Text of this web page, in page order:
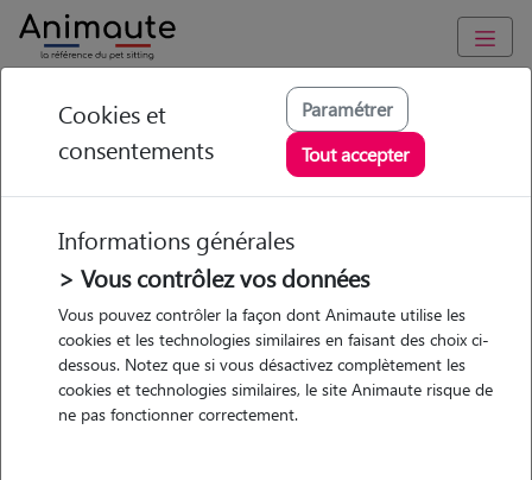
Animaute Centre-Val-de-Loire Cher /Aubigny-sur-Nère
Laurent - Petsitter à
Aubigny-sur-Nère
• 57 ans
Garde
chez le Pet Sitter
Cookies et
consentements
Paramétrer
Tout accepter
Informations générales
> Vous contrôlez vos données
Vous pouvez contrôler la façon dont Animaute utilise les
cookies et les technologies similaires en faisant des choix ci-
dessous. Notez que si vous désactivez complètement les
cookies et technologies similaires, le site Animaute risque de
ne pas fonctionner correctement.